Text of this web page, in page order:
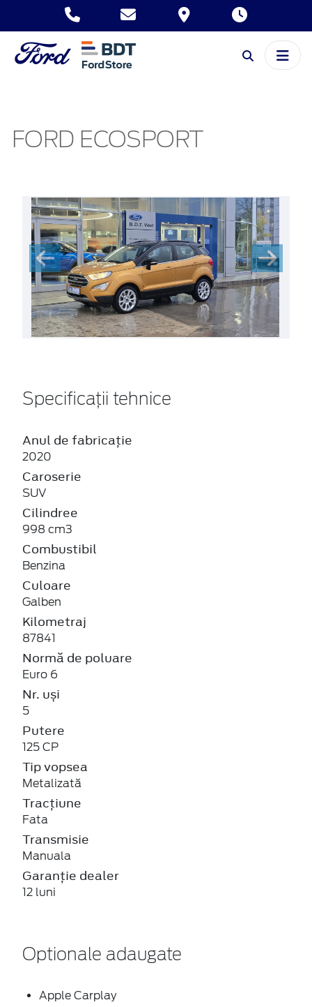
FORD ECOSPORT
Specificații tehnice
Anul de fabricație
2020
Caroserie
SUV
Cilindree
998 cm3
Combustibil
Benzina
Culoare
Galben
Kilometraj
87841
Normă de poluare
Euro 6
Nr. uși
5
Putere
125 CP
Tip vopsea
Metalizată
Tracțiune
Fata
Transmisie
Manuala
Garanție dealer
12 luni
Optionale adaugate
Apple Carplay